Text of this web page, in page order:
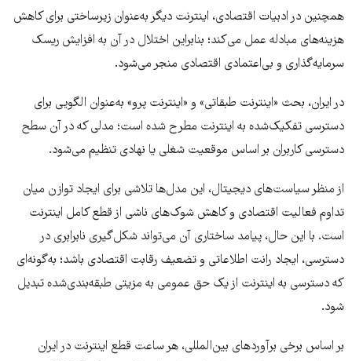
همچنین در ادبیات اقتصادی، اینترنت دیگر به‌عنوان زیرساختی برای کاهش
هزینه‌های مبادله عمل می‌کند؛ بنابراین اختلال در آن به افزایش ریسک
سرمایه‌گذاری و بی‌اعتمادی اقتصادی منجر می‌شود.
در ایران، بحث «اینترنت طبقاتی» و «اینترنت پرو» به‌عنوان الگویی برای
دسترسی تفکیک‌شده به اینترنت مطرح شده است؛ مدلی که در آن سطح
دسترسی کاربران بر اساس موقعیت شغلی یا نهادی تنظیم می‌شود.
از منظر سیاست‌های دیجیتال، این مدل‌ها تلاشی برای ایجاد توازن میان
تداوم فعالیت اقتصادی و کاهش شوک‌های ناشی از قطع کامل اینترنت
است. با این حال، پیامد ساختاری آن می‌تواند شکل‌گیری نابرابری در
دسترسی، ایجاد رانت اطلاعاتی و تضعیف رقابت اقتصادی باشد؛ به‌گونه‌ای
که دسترسی به اینترنت از یک حق عمومی به مزیتی طبقه‌بندی‌شده تبدیل
شود.
بر اساس برخی برآوردهای بین‌المللی، هر ساعت قطع اینترنت در ایران